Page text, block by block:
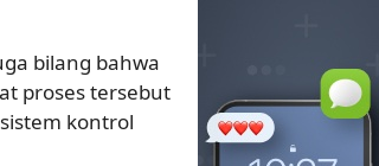
bilang bahwa
proses tersebut
kontrol